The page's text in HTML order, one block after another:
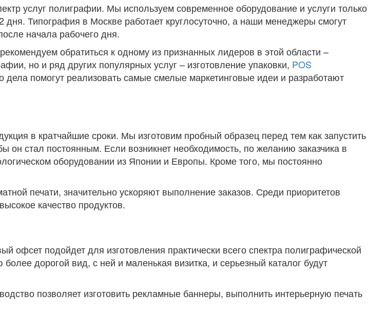
услуг полиграфии. Мы используем современное оборудование и услуги только
Типография в Москве работает круглосуточно, а наши менеджеры смогут
начала рабочего дня.
обратиться к одному из признанных лидеров в этой области –
но и ряд других популярных услуг – изготовление упаковки, POS
помогут реализовать самые смелые маркетинговые идеи и разработают
в кратчайшие сроки. Мы изготовим пробный образец перед тем как запустить
он стал постоянным. Если возникнет необходимость, по желанию заказчика в
оборудовании из Японии и Европы. Кроме того, мы постоянно
печати, значительно ускоряют выполнение заказов. Среди приоритетов
качество продуктов.
подойдет для изготовления практически всего спектра полиграфической
дорогой вид, с ней и маленькая визитка, и серьезный каталог будут
позволяет изготовить рекламные баннеры, выполнить интерьерную печать